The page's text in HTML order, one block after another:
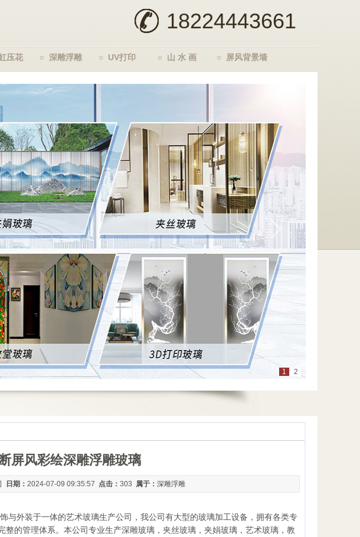
18224443661
压花 深雕浮雕 UV打印 山 水 画 屏风背景墙
1 2
屏风彩绘深雕浮雕玻璃
日期： 2024-07-09 09:35:57 点击： 303 属于： 深雕浮雕
与外装于一体的艺术玻璃生产公司，我公司有大型的玻璃加工设备，拥有各类专
的管理体系。本公司专业生产深雕玻璃，夹丝玻璃，夹娟玻璃，艺术玻璃，教